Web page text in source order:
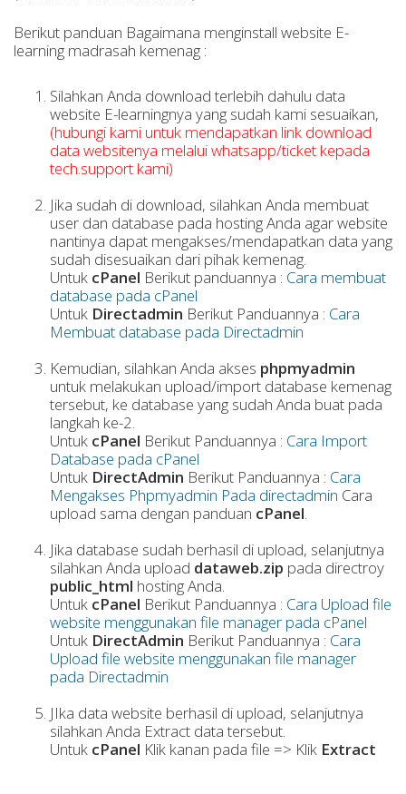
Berikut panduan Bagaimana menginstall website E-
learning madrasah kemenag :
Silahkan Anda download terlebih dahulu data
website E-learningnya yang sudah kami sesuaikan,
(hubungi kami untuk mendapatkan link download
data websitenya melalui whatsapp/ticket kepada
tech.support kami)
Jika sudah di download, silahkan Anda membuat
user dan database pada hosting Anda agar website
nantinya dapat mengakses/mendapatkan data yang
sudah disesuaikan dari pihak kemenag.
Untuk cPanel Berikut panduannya : Cara membuat
database pada cPanel
Untuk Directadmin Berikut Panduannya : Cara
Membuat database pada Directadmin
Kemudian, silahkan Anda akses phpmyadmin
untuk melakukan upload/import database kemenag
tersebut, ke database yang sudah Anda buat pada
langkah ke-2.
Untuk cPanel Berikut Panduannya : Cara Import
Database pada cPanel
Untuk DirectAdmin Berikut Panduannya : Cara
Mengakses Phpmyadmin Pada directadmin Cara
upload sama dengan panduan cPanel.
Jika database sudah berhasil di upload, selanjutnya
silahkan Anda upload dataweb.zip pada directroy
public_html hosting Anda.
Untuk cPanel Berikut Panduannya : Cara Upload file
website menggunakan file manager pada cPanel
Untuk DirectAdmin Berikut Panduannya : Cara
Upload file website menggunakan file manager
pada Directadmin
JIka data website berhasil di upload, selanjutnya
silahkan Anda Extract data tersebut.
Untuk cPanel Klik kanan pada file => Klik Extract